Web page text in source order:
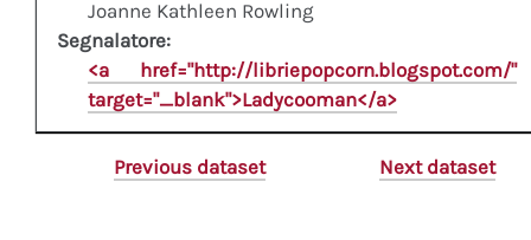
Joanne Kathleen Rowling
Segnalatore:
<a href="http://libriepopcorn.blogspot.com/"
target="_blank">Ladycooman</a>
Previous dataset Next dataset